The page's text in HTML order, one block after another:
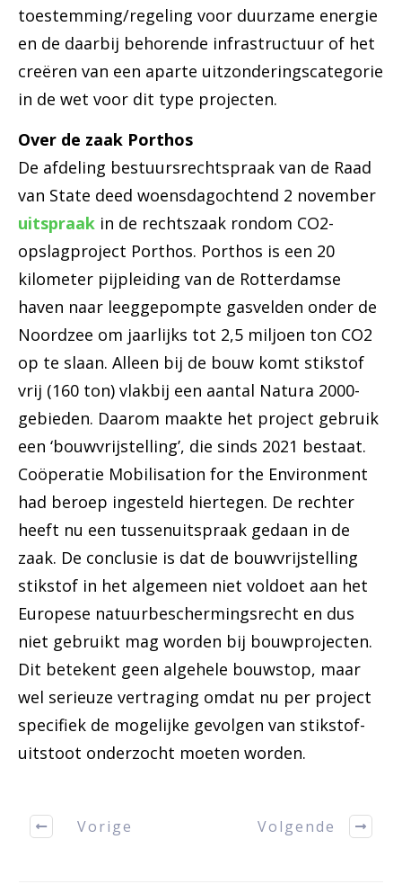
toestemming/regeling voor duurzame energie
en de daarbij behorende infrastructuur of het
creëren van een aparte uitzonderingscategorie
in de wet voor dit type projecten.
Over de zaak Porthos
De afdeling bestuursrechtspraak van de Raad
van State deed woensdagochtend 2 november
uitspraak in de rechtszaak rondom CO2-
opslagproject Porthos. Porthos is een 20
kilometer pijpleiding van de Rotterdamse
haven naar leeggepompte gasvelden onder de
Noordzee om jaarlijks tot 2,5 miljoen ton CO2
op te slaan. Alleen bij de bouw komt stikstof
vrij (160 ton) vlakbij een aantal Natura 2000-
gebieden. Daarom maakte het project gebruik
een ‘bouwvrijstelling’, die sinds 2021 bestaat.
Coöperatie Mobilisation for the Environment
had beroep ingesteld hiertegen. De rechter
heeft nu een tussenuitspraak gedaan in de
zaak. De conclusie is dat de bouwvrijstelling
stikstof in het algemeen niet voldoet aan het
Europese natuurbeschermingsrecht en dus
niet gebruikt mag worden bij bouwprojecten.
Dit betekent geen algehele bouwstop, maar
wel serieuze vertraging omdat nu per project
specifiek de mogelijke gevolgen van stikstof-
uitstoot onderzocht moeten worden.
Vorige Volgende